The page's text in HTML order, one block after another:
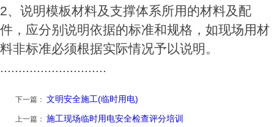
2、说明模板材料及支撑体系所用的材料及配
件，应分别说明依据的标准和规格，如现场用材
料非标准必须根据实际情况予以说明。
.............................
下一篇： 文明安全施工(临时用电)
上一篇： 施工现场临时用电安全检查评分培训